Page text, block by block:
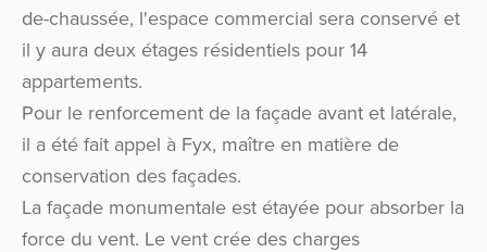
de-chaussée, l'espace commercial sera conservé et
il y aura deux étages résidentiels pour 14
appartements.
Pour le renforcement de la façade avant et latérale,
il a été fait appel à Fyx, maître en matière de
conservation des façades.
La façade monumentale est étayée pour absorber la
force du vent. Le vent crée des charges